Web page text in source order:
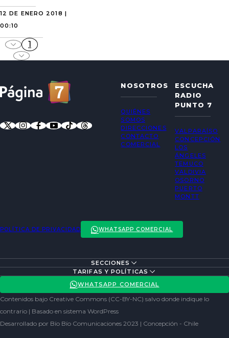
12 DE ENERO 2018 |
00:10
1
NOSOTROS
QUIÉNES
SOMOS
DIRECCIONES
CONTACTO
COMERCIAL
ESCUCHA
RADIO
PUNTO 7
VALPARAÍSO
CONCEPCIÓN
LOS
ÁNGELES
TEMUCO
VALDIVIA
OSORNO
PUERTO
MONTT
POLÍTICA DE PRIVACIDAD WHATSAPP COMERCIAL
SECCIONES
ACTUALIDAD
REDES SOCIALES
TARIFAS Y POLÍTICAS
POLÍTICA DE PRIVACIDAD
WHATSAPP COMERCIAL
Contenidos bajo Creative Commons (CC-BY-NC) salvo donde indique lo
contrario | Basado en sistema WordPress
Desarrollado por Bío Bío Comunicaciones 2023 | Concepción - Chile